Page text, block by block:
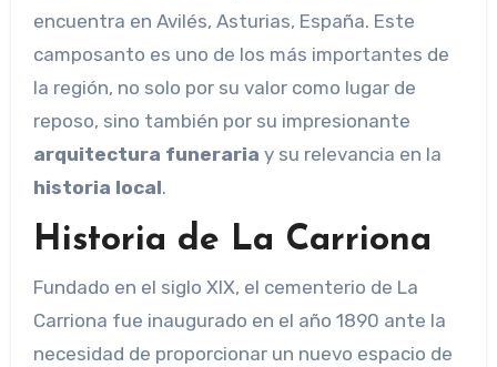
encuentra en Avilés, Asturias, España. Este
camposanto es uno de los más importantes de
la región, no solo por su valor como lugar de
reposo, sino también por su impresionante
arquitectura funeraria y su relevancia en la
historia local.
Historia de La Carriona
Fundado en el siglo XIX, el cementerio de La
Carriona fue inaugurado en el año 1890 ante la
necesidad de proporcionar un nuevo espacio de